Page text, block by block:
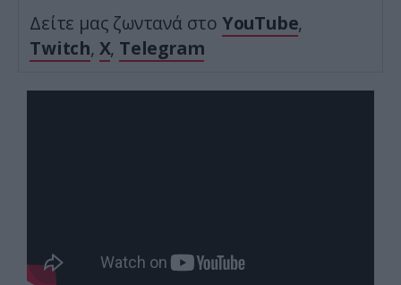
Δείτε μας ζωντανά στο YouTube,
Twitch, X, Telegram